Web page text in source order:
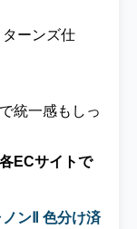
ーンズ仕
統一感もしっ
ECサイトで
ンⅡ 色分け済